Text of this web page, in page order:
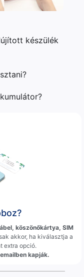
készülék
köszönőkártya, SIM
akkor, ha kiválasztja a
extra opció.
kapják.